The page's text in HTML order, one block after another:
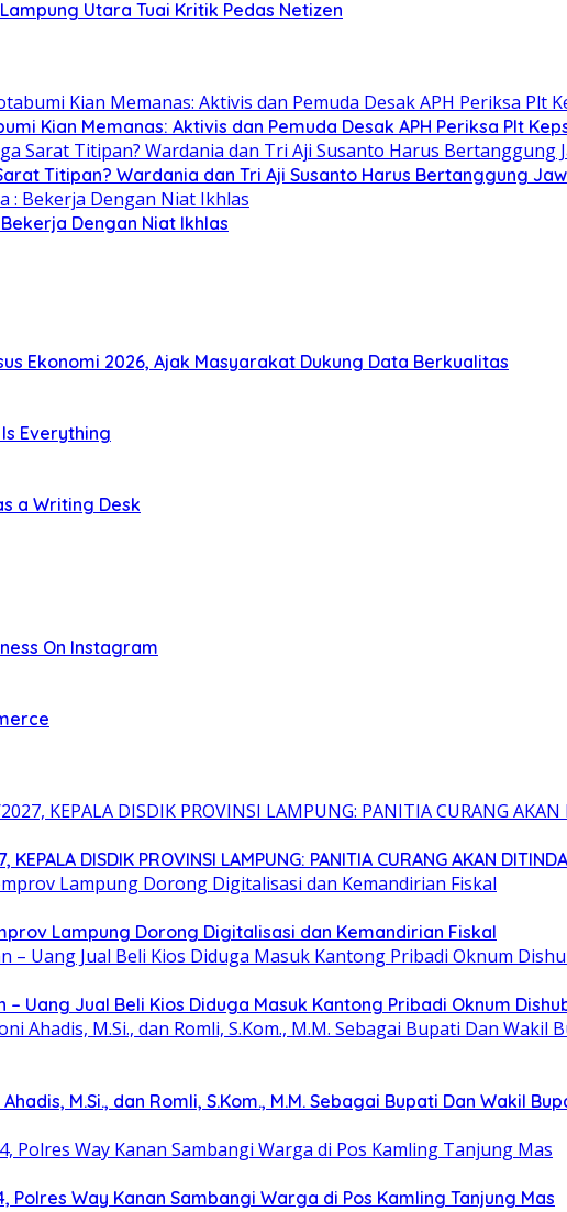
Utara Tuai Kritik Pedas Netizen
Kian Memanas: Aktivis dan Pemuda Desak APH Periksa Plt
Titipan? Wardania dan Tri Aji Susanto Harus Bertanggung
Dengan Niat Ikhlas
Ekonomi 2026, Ajak Masyarakat Dukung Data Berkualitas
Everything
a Writing Desk
On Instagram
DISDIK PROVINSI LAMPUNG: PANITIA CURANG AKAN
Lampung Dorong Digitalisasi dan Kemandirian Fiskal
Uang Jual Beli Kios Diduga Masuk Kantong Pribadi Oknum
M.Si., dan Romli, S.Kom., M.M. Sebagai Bupati Dan Wakil
Way Kanan Sambangi Warga di Pos Kamling Tanjung Mas